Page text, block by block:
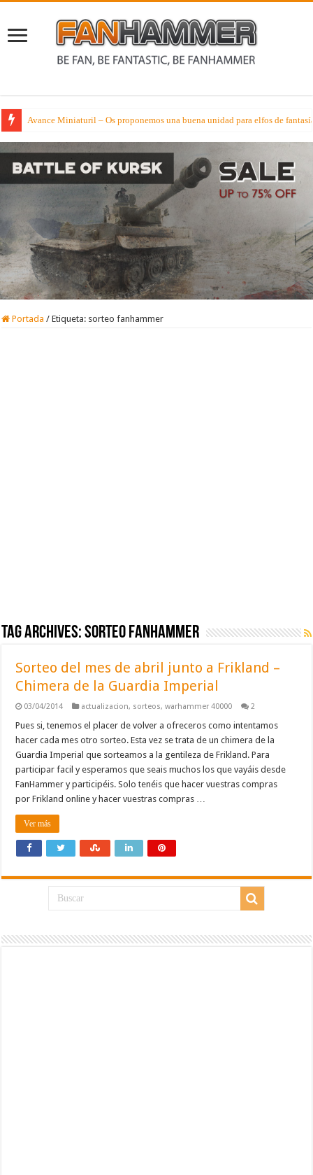
Avance Miniaturil – Os proponemos una buena unidad para elfos de
Portada / Etiqueta: sorteo fanhammer
Tag Archives:sorteo fanhammer
Sorteo del mes de abril junto a Frikland –
Chimera de la Guardia Imperial
03/04/2014 actualizacion, sorteos,warhammer 40000 2
Pues si, tenemos el placer de volver a ofreceros como intentamos
hacer cada mes otro sorteo. Esta vez se trata de un chimera de la
Guardia Imperial que sorteamos a la gentileza de Frikland. Para
participar facil y esperamos que seais muchos los que vayáis desde
FanHammer y participéis. Solo tenéis que hacer vuestras compras
por Frikland online y hacer vuestras compras …
Ver más